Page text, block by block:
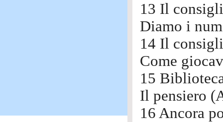
13 Il
Diamo i
14 Il
Come
15
Il pensiero
16 Ancora